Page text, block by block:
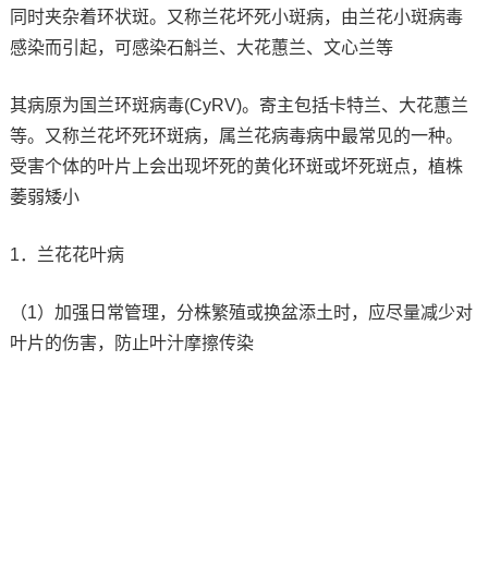
同时夹杂着环状斑。又称兰花坏死小斑病，由兰花小斑病毒
感染而引起，可感染石斛兰、大花蕙兰、文心兰等
其病原为国兰环斑病毒(CyRV)。寄主包括卡特兰、大花蕙兰
等。又称兰花坏死环斑病，属兰花病毒病中最常见的一种。
受害个体的叶片上会出现坏死的黄化环斑或坏死斑点，植株
萎弱矮小
1．兰花花叶病
（1）加强日常管理，分株繁殖或换盆添土时，应尽量减少对
叶片的伤害，防止叶汁摩擦传染